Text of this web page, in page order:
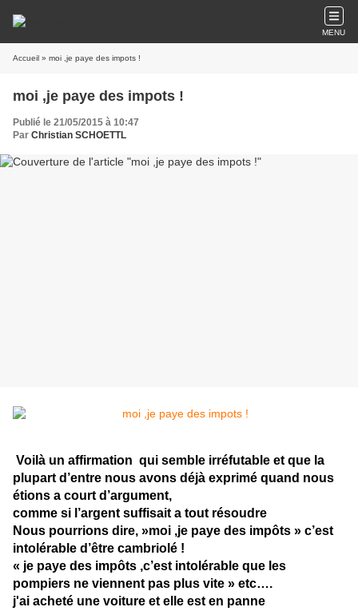
MENU
Accueil » moi ,je paye des impots !
moi ,je paye des impots !
Publié le 21/05/2015 à 10:47
Par Christian SCHOETTL
Voilà un affirmation qui semble irréfutable et que la
plupart d’entre nous avons déjà exprimé quand nous
étions a court d’argument,
comme si l’argent suffisait a tout résoudre
Nous pourrions dire, »moi ,je paye des impôts » c’est
intolérable d’être cambriolé !
« je paye des impôts ,c’est intolérable que les
pompiers ne viennent pas plus vite » etc….
j'ai acheté une voiture et elle est en panne